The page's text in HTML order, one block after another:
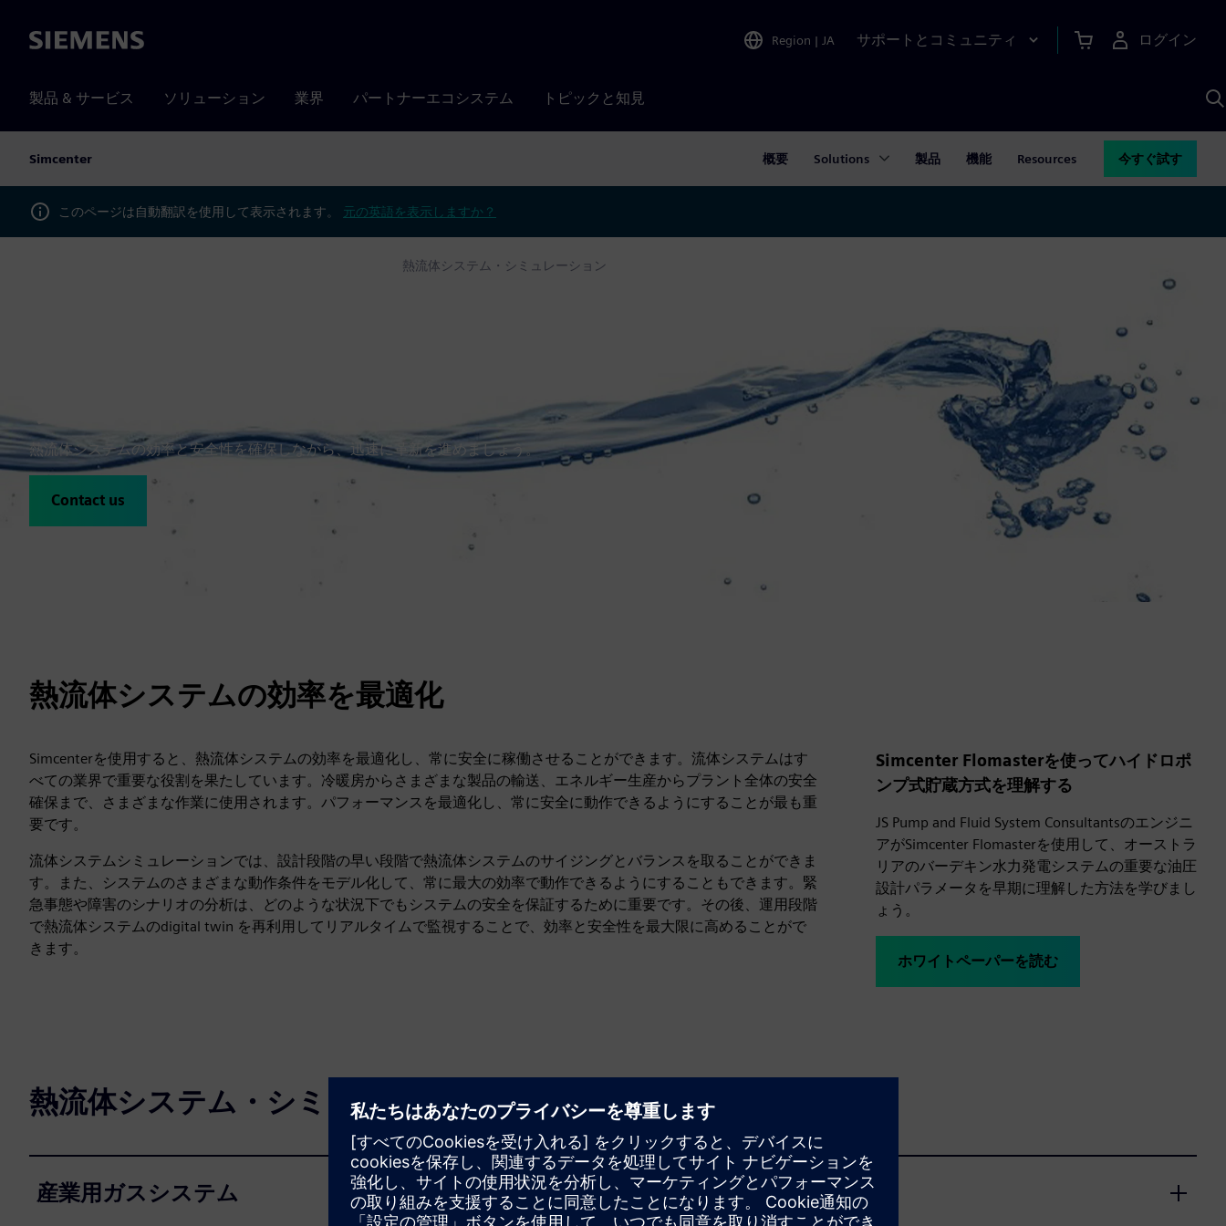
Siemens Region | JA サポートとコミュニティ ログイン
製品 & サービス ソリューション 業界 パートナーエコシステム トピックと知見
Simcenter 概要 Solutions 製品 機能 Resources 今すぐ試す
このページは自動翻訳を使用して表示されます。 元の英語を表示しますか？
熱流体システム・シミュレーション
熱流体システムの効率と安全性を確保しながら、迅速に革新を進めましょう。
Contact us
熱流体システムの効率を最適化
Simcenterを使用すると、熱流体システムの効率を最適化し、常に安全に稼働させることができます。流体システムはす
べての業界で重要な役割を果たしています。冷暖房からさまざまな製品の輸送、エネルギー生産からプラント全体の安全
確保まで、さまざまな作業に使用されます。パフォーマンスを最適化し、常に安全に動作できるようにすることが最も重
要です。
流体システムシミュレーションでは、設計段階の早い段階で熱流体システムのサイジングとバランスを取ることができま
す。また、システムのさまざまな動作条件をモデル化して、常に最大の効率で動作できるようにすることもできます。緊
急事態や障害のシナリオの分析は、どのような状況下でもシステムの安全を保証するために重要です。その後、運用段階
で熱流体システムのdigital twin を再利用してリアルタイムで監視することで、効率と安全性を最大限に高めることがで
きます。
Simcenter Flomasterを使ってハイドロポ
ンプ式貯蔵方式を理解する
JS Pump and Fluid System Consultantsのエンジニ
アがSimcenter Flomasterを使用して、オーストラ
リアのバーデキン水力発電システムの重要な油圧
設計パラメータを早期に理解した方法を学びまし
ょう。
ホワイトペーパーを読む
熱流体システム・シミュレーション機能
産業用ガスシステム